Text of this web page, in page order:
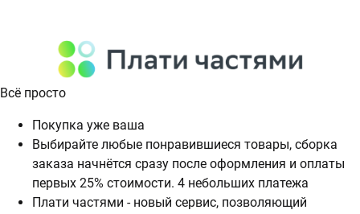
Всё просто
Покупка уже ваша
Выбирайте любые понравившиеся товары, сборка
заказа начнётся сразу после оформления и оплаты
первых 25% стоимости. 4 небольших платежа
Плати частями - новый сервис, позволяющий